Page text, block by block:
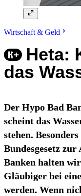
Wirtschaft & Geld
Heta:
das
Der Hypo Bad
scheint das
stehen.
Bundesgesetz
Banken halten
Gläubiger bei
werden. Wenn